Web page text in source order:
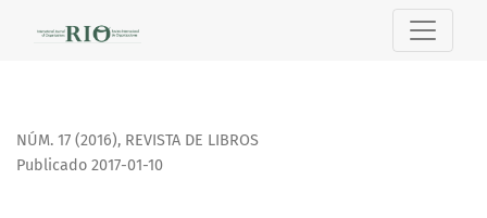
COWEN, TYLER (2014) Se acabó la clase media, cómo
NÚM. 17 (2016), REVISTA DE LIBROS
Publicado 2017-01-10